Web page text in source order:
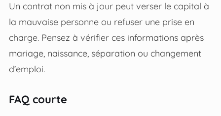
Un contrat non mis à jour peut verser le capital à
la mauvaise personne ou refuser une prise en
charge. Pensez à vérifier ces informations après
mariage, naissance, séparation ou changement
d’emploi.
FAQ courte